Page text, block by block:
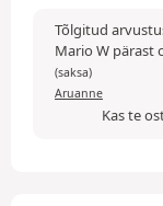
Tõlgitud
Mario W pärast
(saksa)
Aruanne
Kas te